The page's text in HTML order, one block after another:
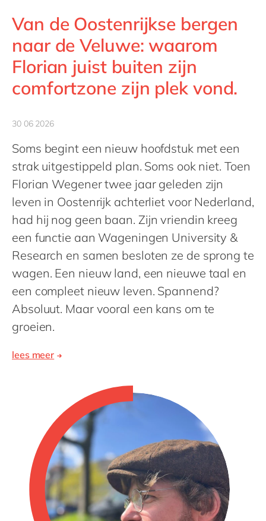
Singapore
Switzerland
UK & Ireland
USA & Canada
Van de Oostenrijkse bergen
naar de Veluwe: waarom
Florian juist buiten zijn
comfortzone zijn plek vond.
30 06 2026
Soms begint een nieuw hoofdstuk met een
strak uitgestippeld plan. Soms ook niet. Toen
Florian Wegener twee jaar geleden zijn
leven in Oostenrijk achterliet voor Nederland,
had hij nog geen baan. Zijn vriendin kreeg
een functie aan Wageningen University &
Research en samen besloten ze de sprong te
wagen. Een nieuw land, een nieuwe taal en
een compleet nieuw leven. Spannend?
Absoluut. Maar vooral een kans om te
groeien.
lees meer